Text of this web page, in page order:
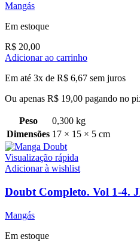
Mangás
Em estoque
R$ 20,00
Adicionar ao carrinho
Em até 3x de R$ 6,67 sem juros
Ou apenas R$ 19,00 pagando no
Peso
0,300 kg
Dimensões 17 × 15 × 5 cm
Visualização rápida
Adicionar à wishlist
Doubt Completo. Vol 1-4.
Mangás
Em estoque